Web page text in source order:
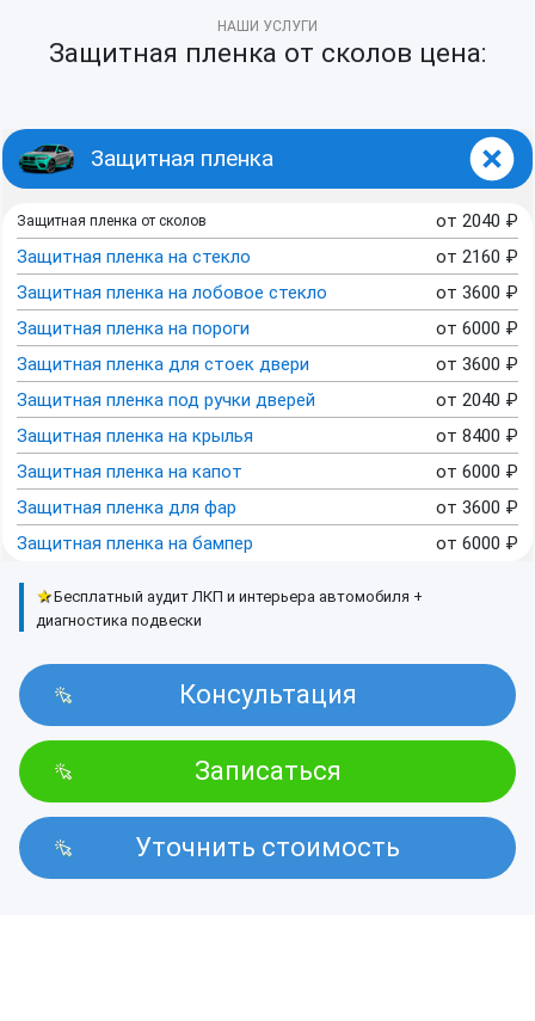
НАШИ УСЛУГИ
Защитная пленка от сколов цена:
Защитная пленка
Защитная пленка от сколов от 2040 ₽
Защитная пленка на стекло
от 2160 ₽
Защитная пленка на лобовое стекло
от 3600 ₽
Защитная пленка на пороги
от 6000 ₽
Защитная пленка для стоек двери
от 3600 ₽
Защитная пленка под ручки дверей
от 2040 ₽
Защитная пленка на крылья
от 8400 ₽
Защитная пленка на капот
от 6000 ₽
Защитная пленка для фар
от 3600 ₽
Защитная пленка на бампер
от 6000 ₽
★Бесплатный аудит ЛКП и интерьера автомобиля +
диагностика подвески
Консультация
Записаться
Уточнить стоимость